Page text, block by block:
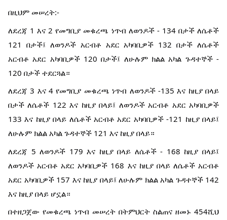
በዚህም መሠረት:-
ለደረጃ 1 እና 2 የመግቢያ መቁረጫ ነጥብ ለወንዶች - 134 በታች ለሴቶች
121 በታች፤ ለወንዶች አርብቶ አደር አካባቢዎች 132 በታች ለሴቶች
አርብቶ አደር አካባቢዎች 120 በታች፤ ለሁሉም ክልል አካል ጉዳተኞች -
120 በታች ተደርጓል።
ለደረጃ 3 እና 4 የመግቢያ መቁረጫ ነጥብ ለወንዶች -135 እና ከዚያ በላይ
በታች ለሴቶች 122 እና ከዚያ በላይ፤ ለወንዶች አርብቶ አደር አካባቢዎች
133 እና ከዚያ በላይ ለሴቶች አርብቶ አደር አካባቢዎች -121 ከዚያ በላይ፤
ለሁሉም ክልል አካል ጉዳተኞች 121 እና ከዚያ በላይ።
ለደረጃ 5 ለወንዶች 179 እና ከዚያ በላይ ለሴቶች - 168 ከዚያ በላይ፤
ለወንዶች አርብቶ አደር አካባቢዎች 168 እና ከዚያ በላይ ለሴቶች አርብቶ
አደር አካባቢዎች 157 እና ከዚያ በላይ፤ ለሁሉም ክልል አካል ጉዳተኞች 142
እና ከዚያ በላይ ሆኗል።
በተዘጋጀው የመቁረጫ ነጥብ መሠረት በትምህርት ስልጠና ዘመኑ 454ሺህ